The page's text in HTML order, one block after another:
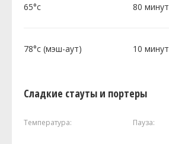
65°c 80 минут
78°c (мэш-аут) 10 минут
Сладкие стауты и портеры
Температура: Пауза: